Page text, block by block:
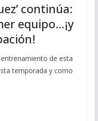
continúa:
equipo…¡y
de esta
temporada y como